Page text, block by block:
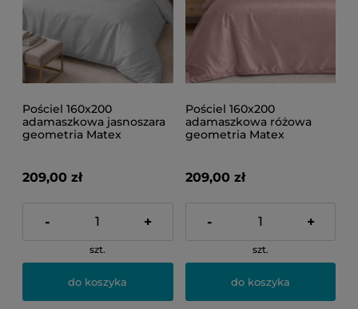
Pościel 160x200
adamaszkowa jasnoszara
geometria Matex
209,00 zł
- +
szt.
do koszyka
Pościel 160x200
adamaszkowa różowa
geometria Matex
209,00 zł
- +
szt.
do koszyka